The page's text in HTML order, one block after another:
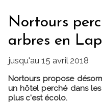
Nortours
arbres en
jusqu'au 15 avril 2018
Nortours propose
un hôtel perché dans
plus c'est écolo.